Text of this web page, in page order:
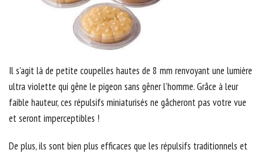
Il s’agit là de petite coupelles hautes de 8 mm renvoyant une lumière
ultra violette qui gêne le pigeon sans gêner l’homme. Grâce à leur
faible hauteur, ces répulsifs miniaturisés ne gâcheront pas votre vue
et seront imperceptibles !
De plus, ils sont bien plus efficaces que les répulsifs traditionnels et